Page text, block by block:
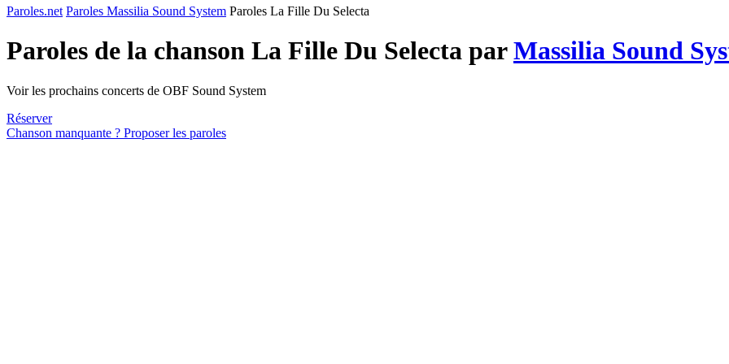
Paroles.net Paroles Massilia Sound System Paroles La Fille Du Selecta
Paroles de la chanson La Fille Du Selecta parMassilia Sound
Voir les prochains concerts de OBF Sound System
Réserver
Chanson manquante ? Proposer les paroles